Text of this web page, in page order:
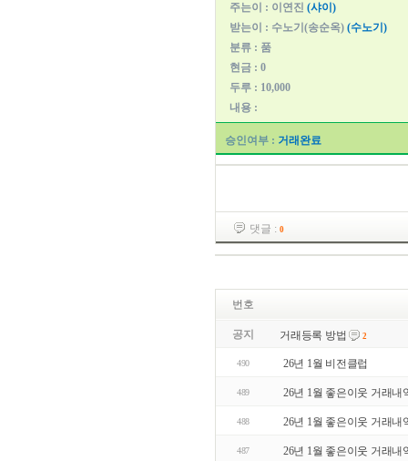
주는이 : 이연진 (샤이)
받는이 : 수노기(송순옥) (수노기)
분류 : 품
현금 : 0
두루 : 10,000
내용 :
승인여부 : 거래완료
댓글 : 0
번호
공지 거래등록 방법 2
490 26년 1월 비전클럽
489 26년 1월 좋은이웃 거래내
488 26년 1월 좋은이웃 거래내
487 26년 1월 좋은이웃 거래내